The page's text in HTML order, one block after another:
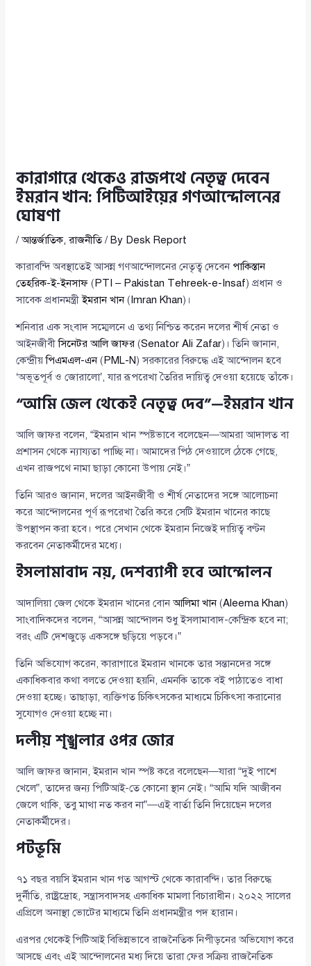
কারাগারে থেকেও রাজপথে নেতৃত্ব দেবেন
ইমরান খান: পিটিআইয়ের গণআন্দোলনের
ঘোষণা
/আন্তর্জাতিক,রাজনীতি/ By Desk Report
কারাবন্দি অবস্থাতেই আসন্ন গণআন্দোলনের নেতৃত্ব দেবেন পাকিস্তান
তেহরিক-ই-ইনসাফ (PTI – Pakistan Tehreek-e-Insaf) প্রধান ও
সাবেক প্রধানমন্ত্রীইমরান খান(Imran Khan)।
শনিবার এক সংবাদ সম্মেলনে এ তথ্য নিশ্চিত করেন দলের শীর্ষ নেতা ও
আইনজীবীসিনেটর আলি জাফর (Senator Ali Zafar)। তিনি জানান,
কেন্দ্রীয়পিএমএল-এন(PML-N) সরকারের বিরুদ্ধে এই আন্দোলন হবে
‘অভূতপূর্ব ও জোরালো’, যার রূপরেখা তৈরির দায়িত্ব দেওয়া হয়েছে তাঁকে।
“আমি জেল থেকেই নেতৃত্ব দেব”—ইমরান খান
আলি জাফর বলেন, “ইমরান খান স্পষ্টভাবে বলেছেন—আমরা আদালত বা
প্রশাসন থেকে ন্যায্যতা পাচ্ছি না। আমাদের পিঠ দেওয়ালে ঠেকে গেছে,
এখন রাজপথে নামা ছাড়া কোনো উপায় নেই।”
তিনি আরও জানান, দলের আইনজীবী ও শীর্ষ নেতাদের সঙ্গে আলোচনা
করে আন্দোলনের পূর্ণ রূপরেখা তৈরি করে সেটি ইমরান খানের কাছে
উপস্থাপন করা হবে। পরে সেখান থেকে ইমরান নিজেই দায়িত্ব বণ্টন
করবেন নেতাকর্মীদের মধ্যে।
ইসলামাবাদ নয়, দেশব্যাপী হবে আন্দোলন
আদালিয়া জেল থেকে ইমরান খানের বোনআলিমা খান(Aleema Khan)
সাংবাদিকদের বলেন, “আসন্ন আন্দোলন শুধু ইসলামাবাদ-কেন্দ্রিক হবে না;
বরং এটি দেশজুড়ে একসঙ্গে ছড়িয়ে পড়বে।”
তিনি অভিযোগ করেন, কারাগারে ইমরান খানকে তার সন্তানদের সঙ্গে
একাধিকবার কথা বলতে দেওয়া হয়নি, এমনকি তাকে বই পাঠাতেও বাধা
দেওয়া হচ্ছে। তাছাড়া, ব্যক্তিগত চিকিৎসকের মাধ্যমে চিকিৎসা করানোর
সুযোগও দেওয়া হচ্ছে না।
দলীয় শৃঙ্খলার ওপর জোর
আলি জাফর জানান, ইমরান খান স্পষ্ট করে বলেছেন—যারা “দুই পাশে
খেলে”, তাদের জন্য পিটিআই-তে কোনো স্থান নেই। “আমি যদি আজীবন
জেলে থাকি, তবু মাথা নত করব না”—এই বার্তা তিনি দিয়েছেন দলের
নেতাকর্মীদের।
পটভূমি
৭১ বছর বয়সি ইমরান খান গত আগস্ট থেকে কারাবন্দি। তার বিরুদ্ধে
দুর্নীতি, রাষ্ট্রদ্রোহ, সন্ত্রাসবাদসহ একাধিক মামলা বিচারাধীন। ২০২২ সালের
এপ্রিলে অনাস্থা ভোটের মাধ্যমে তিনি প্রধানমন্ত্রীর পদ হারান।
এরপর থেকেই পিটিআই বিভিন্নভাবে রাজনৈতিক নিপীড়নের অভিযোগ করে
আসছে এবং এই আন্দোলনের মধ্য দিয়ে তারা ফের সক্রিয় রাজনৈতিক